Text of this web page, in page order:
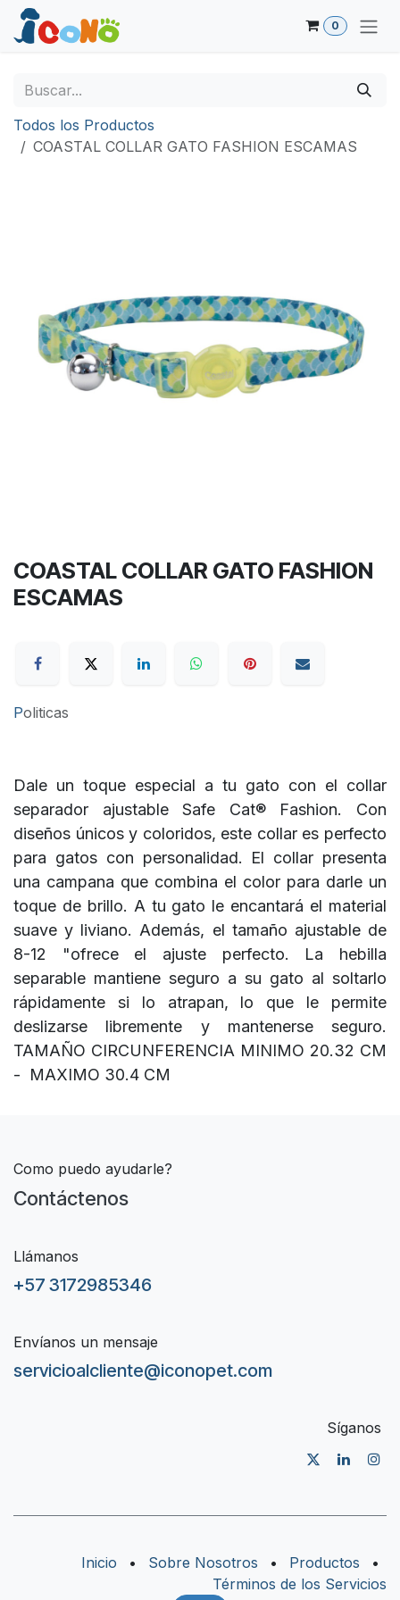
Ir al contenido
0
Todos los Productos
COASTAL COLLAR GATO FASHION ESCAMAS
COASTAL COLLAR GATO FASHION
ESCAMAS
Politicas
Dale un toque especial a tu gato con el collar
separador ajustable Safe Cat® Fashion. Con
diseños únicos y coloridos, este collar es perfecto
para gatos con personalidad. El collar presenta
una campana que combina el color para darle un
toque de brillo. A tu gato le encantará el material
suave y liviano. Además, el tamaño ajustable de
8-12 "ofrece el ajuste perfecto. La hebilla
separable mantiene seguro a su gato al soltarlo
rápidamente si lo atrapan, lo que le permite
deslizarse libremente y mantenerse seguro.
TAMAÑO CIRCUNFERENCIA MINIMO 20.32 CM
- MAXIMO 30.4 CM
Como puedo ayudarle?
Contáctenos
Llámanos
+57 3172985346
Envíanos un mensaje
servicioalcliente@iconopet.com
Síganos
Inicio • Sobre Nosotros • Productos
•
Términos de los Servicios